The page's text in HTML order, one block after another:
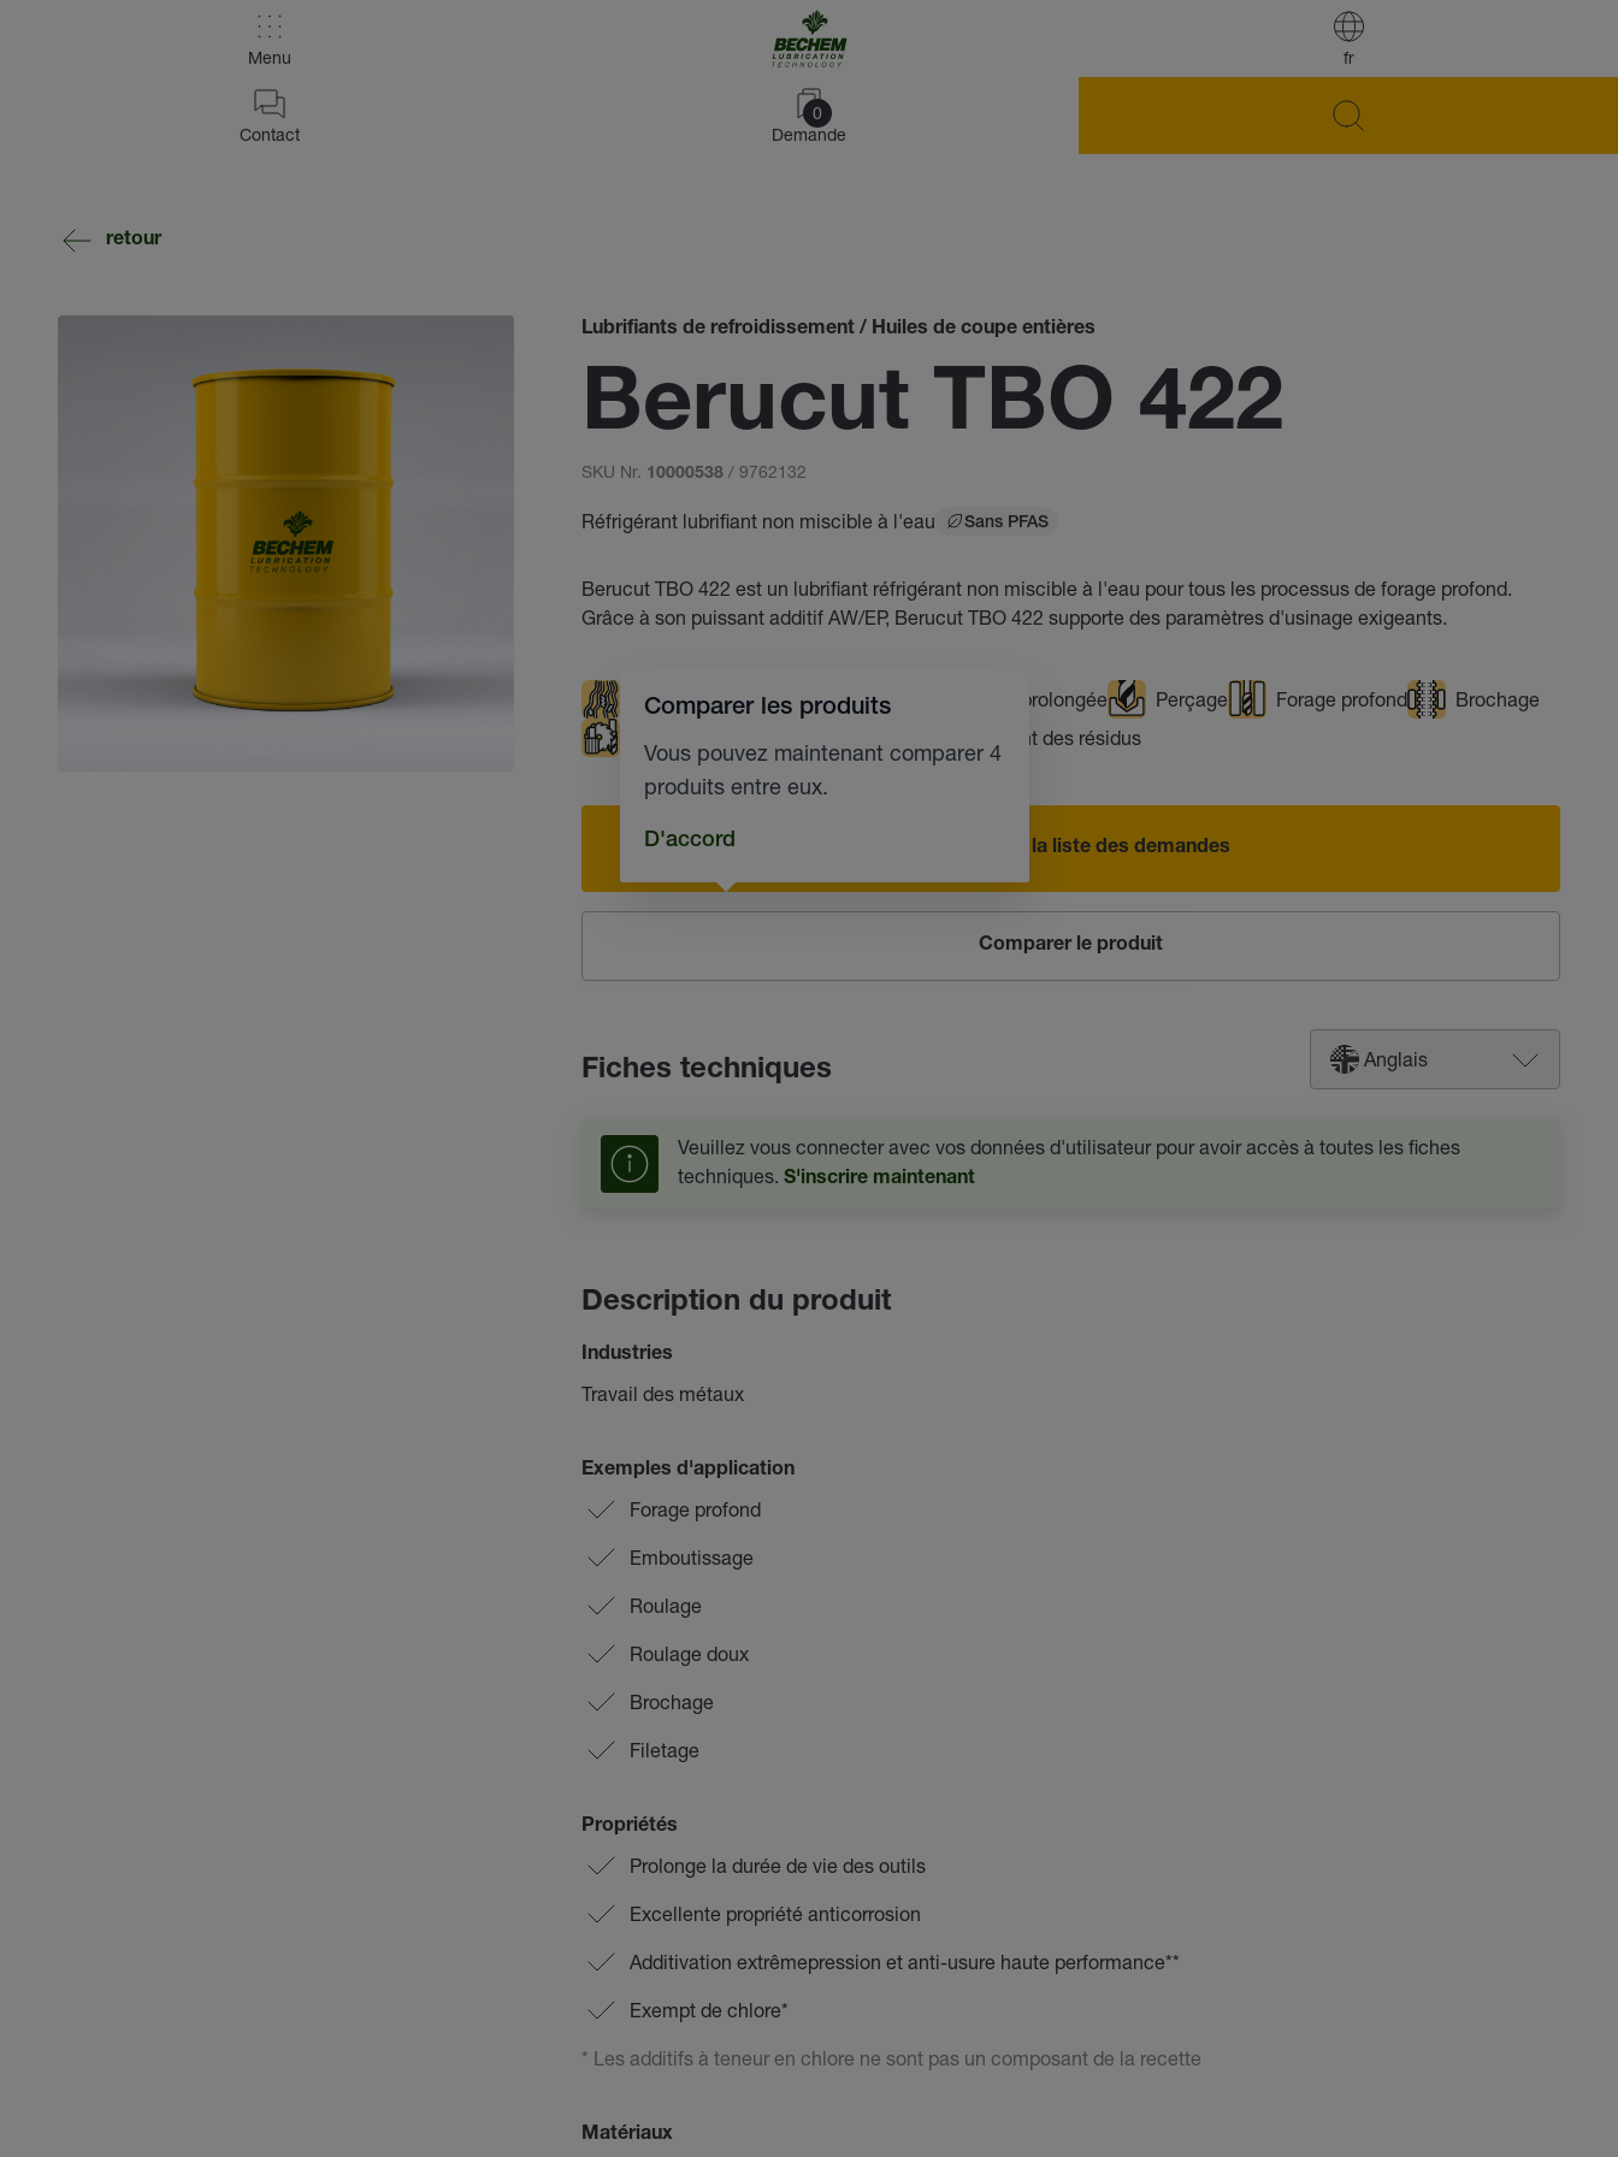
fr
Menu
0
Demande
Contact
retour
Lubrifiants de refroidissement / Huiles de coupe entières
Berucut TBO 422
SKU Nr. 10000538 / 9762132
Réfrigérant lubrifiant non miscible à l'eau Sans PFAS
Berucut TBO 422 est un lubrifiant réfrigérant non miscible à l'eau pour tous les processus de forage profond.
Grâce à son puissant additif AW/EP, Berucut TBO 422 supporte des paramètres d'usinage exigeants.
Rinçage optimal Durée de vie des outils prolongée Perçage Forage profond
Brochage
Bon comportement des résidus
Ajouter à la liste des demandes
Comparer le produit
Comparer les produits
Vous pouvez maintenant comparer 4
produits entre eux.
D'accord
Fiches techniques Anglais
Veuillez vous connecter avec vos données d'utilisateur pour avoir accès à toutes les fiches
techniques. S'inscrire maintenant
Description du produit
Industries
Travail des métaux
Exemples d'application
Forage profond
Emboutissage
Roulage
Roulage doux
Brochage
Filetage
Propriétés
Prolonge la durée de vie des outils
Excellente propriété anticorrosion
Additivation extrêmepression et anti-usure haute performance**
Exempt de chlore*
* Les additifs à teneur en chlore ne sont pas un composant de la recette
Matériaux